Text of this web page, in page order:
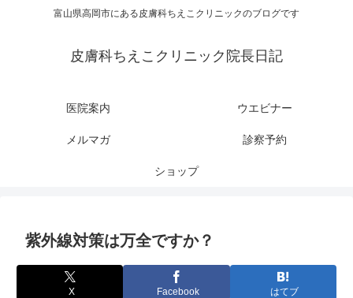
富山県高岡市にある皮膚科ちえこクリニックのブログです
皮膚科ちえこクリニック院長日記
医院案内 ウエビナー
メルマガ 診察予約
ショップ
紫外線対策は万全ですか？
X Facebook はてブ